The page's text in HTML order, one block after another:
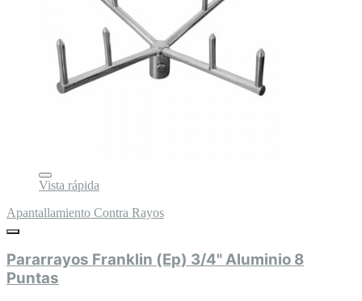
Vista rápida
Apantallamiento Contra Rayos
Pararrayos Franklin (Ep) 3/4" Aluminio 8
Puntas